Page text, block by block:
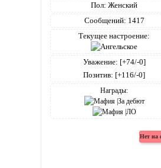
Пол: Женский
Сообщений: 1417
Текущее настроение:
Уважение: [+74/-0]
Позитив: [+116/-0]
Награды: